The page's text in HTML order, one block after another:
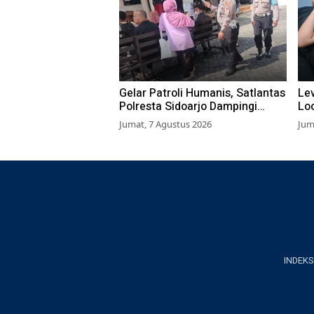
Gelar Patroli Humanis, Satlantas
Polresta Sidoarjo Dampingi
Wajib Pajak di Samsat
Jumat, 7 Agustus 2026